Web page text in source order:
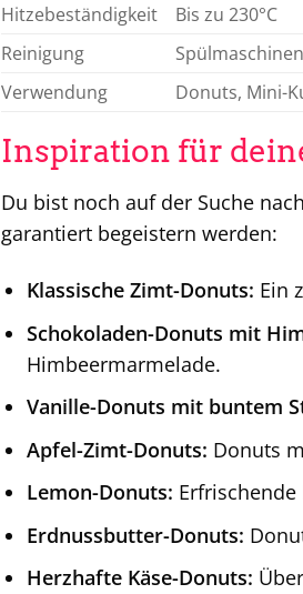
Hitzebeständigkeit
Bis zu 230°C
Reinigung
Verwendung
Donuts, Mini-
Inspiration für
Du bist noch auf der Suche
garantiert begeistern werden:
Klassische Zimt-Donuts: Ein
Schokoladen-Donuts mit
Himbeermarmelade.
Vanille-Donuts mit buntem
Apfel-Zimt-Donuts: Donuts
Lemon-Donuts:
Erdnussbutter-Donuts:
Herzhafte Käse-Donuts: